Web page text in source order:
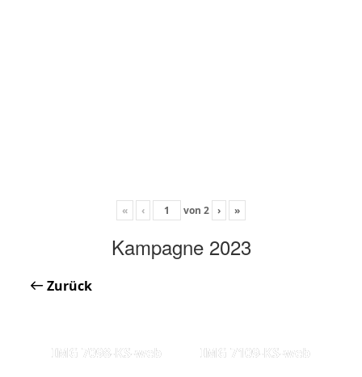
« ‹ von 2 › »
Kampagne 2023
Zurück
IMG 7098-KS-web IMG 7109-KS-web